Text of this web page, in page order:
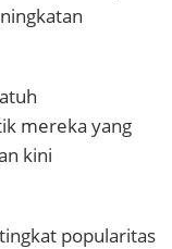
mereka yang
kini
popularitas